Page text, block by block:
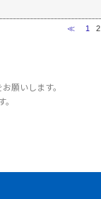
≪ 1 2
願いします。